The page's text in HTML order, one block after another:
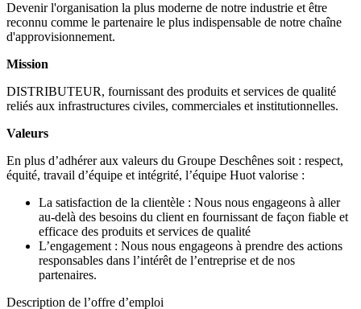
Devenir l'organisation la plus moderne de notre industrie et être
reconnu comme le partenaire le plus indispensable de notre chaîne
d'approvisionnement.
Mission
DISTRIBUTEUR, fournissant des produits et services de qualité
reliés aux infrastructures civiles, commerciales et institutionnelles.
Valeurs
En plus d’adhérer aux valeurs du Groupe Deschênes soit : respect,
équité, travail d’équipe et intégrité, l’équipe Huot valorise :
La satisfaction de la clientèle : Nous nous engageons à aller
au-delà des besoins du client en fournissant de façon fiable et
efficace des produits et services de qualité
L’engagement : Nous nous engageons à prendre des actions
responsables dans l’intérêt de l’entreprise et de nos
partenaires.
Description de l’offre d’emploi